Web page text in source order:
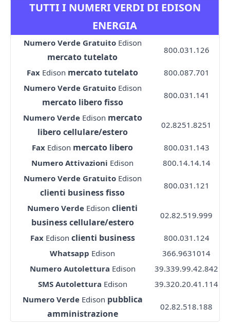
TUTTI I NUMERI VERDI DI EDISON
ENERGIA
Numero Verde Gratuito Edison
mercato tutelato
800.031.126
Fax Edison mercato tutelato
800.087.701
Numero Verde Gratuito Edison
mercato libero fisso
800.031.141
Numero Verde Edison mercato
libero cellulare/estero
02.8251.8251
Fax Edison mercato libero
800.031.143
Numero Attivazioni Edison
800.14.14.14
Numero Verde Gratuito Edison
clienti business fisso
800.031.121
Numero Verde Edison clienti
business cellulare/estero
02.82.519.999
Fax Edison clienti business
800.031.124
Whatsapp Edison
366.9631014
Numero Autolettura Edison
39.339.99.42.842
SMS Autolettura Edison
39.320.20.41.114
Numero Verde Edison pubblica
amministrazione
02.82.518.188